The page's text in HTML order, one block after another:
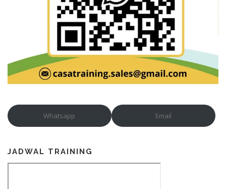
Whatsapp Email
JADWAL TRAINING